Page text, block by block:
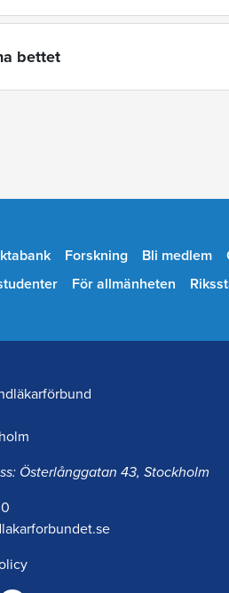
bettet
Forskning Bli medlem
För allmänheten
Österlånggatan 43, Stockholm